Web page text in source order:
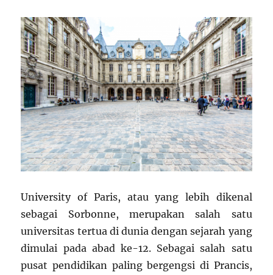
University of Paris, atau yang lebih dikenal
sebagai Sorbonne, merupakan salah satu
universitas tertua di dunia dengan sejarah yang
dimulai pada abad ke-12. Sebagai salah satu
pusat pendidikan paling bergengsi di Prancis,